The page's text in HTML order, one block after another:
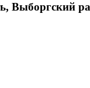
Выборгский